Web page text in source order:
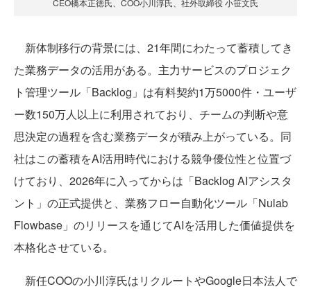
新体制移行の背景には、21年間にわたって蓄積してき
た業務データの活用がある。主力サービスのプロジェク
ト管理ツール「Backlog」は有料契約1万5000件・ユーザ
ー数150万人以上に利用されており、チームの判断や意
思決定の過程を含む業務データが積み上がっている。同
社はこの蓄積をAI活用時代における競争優位性と位置づ
けており、2026年に入ってからは「Backlog AIアシスタ
ント」の正式提供と、業務フロー自動化ツール「Nulab
Flowbase」のリリースを通じてAIを活用した価値提供を
本格化させている。
新任COOの小川淳氏はリクルートやGoogle日本法人で